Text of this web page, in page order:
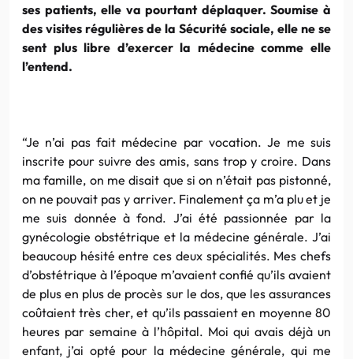
ses patients, elle va pourtant déplaquer. Soumise à
des visites régulières de la Sécurité sociale, elle ne se
sent plus libre d’exercer la médecine comme elle
l’entend.
“Je n’ai pas fait médecine par vocation. Je me suis
inscrite pour suivre des amis, sans trop y croire. Dans
ma famille, on me disait que si on n’était pas pistonné,
on ne pouvait pas y arriver. Finalement ça m’a plu et je
me suis donnée à fond. J’ai été passionnée par la
gynécologie obstétrique et la médecine générale. J’ai
beaucoup hésité entre ces deux spécialités. Mes chefs
d’obstétrique à l’époque m’avaient confié qu’ils avaient
de plus en plus de procès sur le dos, que les assurances
coûtaient très cher, et qu’ils passaient en moyenne 80
heures par semaine à l’hôpital. Moi qui avais déjà un
enfant, j’ai opté pour la médecine générale, qui me